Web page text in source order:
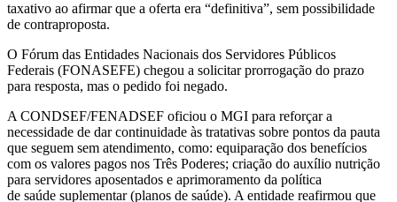
taxativo ao afirmar que a oferta era “definitiva”, sem possibilidade
de contraproposta.
O Fórum das Entidades Nacionais dos Servidores Públicos
Federais (FONASEFE) chegou a solicitar prorrogação do prazo
para resposta, mas o pedido foi negado.
A CONDSEF/FENADSEF oficiou o MGI para reforçar a
necessidade de dar continuidade às tratativas sobre pontos da pauta
que seguem sem atendimento, como: equiparação dos benefícios
com os valores pagos nos Três Poderes; criação do auxílio nutrição
para servidores aposentados e aprimoramento da política
de saúde suplementar (planos de saúde). A entidade reafirmou que